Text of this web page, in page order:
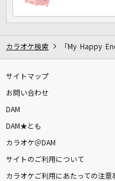
カラオケ検索 「My Happy
サイトマップ
お問い合わせ
DAM
DAM★とも
カラオケ＠DAM
サイトのご利用について
カラオケご利用にあたっての注意